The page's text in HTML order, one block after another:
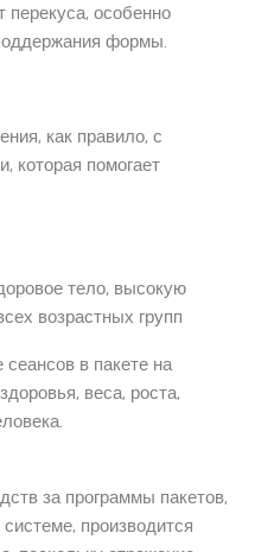
перекуса, особенно
формы.
как правило, с
которая помогает
тело, высокую
возрастных групп
сеансов в пакете на
веса, роста,
за программы пакетов,
производится